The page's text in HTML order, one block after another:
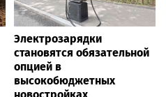
Электрозарядки
становятся обязательной
опцией в
высокобюджетных
новостройках